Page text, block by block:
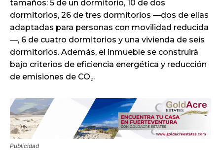
tamaños: 5 de un dormitorio, 10 de dos
dormitorios, 26 de tres dormitorios —dos de ellas
adaptadas para personas con movilidad reducida
—, 6 de cuatro dormitorios y una vivienda de seis
dormitorios. Además, el inmueble se construirá
bajo criterios de eficiencia energética y reducción
de emisiones de CO₂.
Publicidad